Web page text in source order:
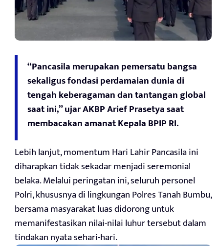
“Pancasila merupakan pemersatu bangsa
sekaligus fondasi perdamaian dunia di
tengah keberagaman dan tantangan global
saat ini,” ujar AKBP Arief Prasetya saat
membacakan amanat Kepala BPIP RI.
Lebih lanjut, momentum Hari Lahir Pancasila ini
diharapkan tidak sekadar menjadi seremonial
belaka. Melalui peringatan ini, seluruh personel
Polri, khususnya di lingkungan Polres Tanah Bumbu,
bersama masyarakat luas didorong untuk
memanifestasikan nilai-nilai luhur tersebut dalam
tindakan nyata sehari-hari.